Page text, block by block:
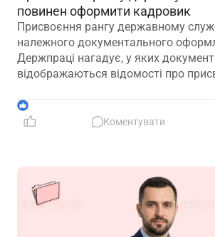
повинен оформити кадровик
Присвоєння рангу державному
належного документального
Держпраці нагадує, у яких
відображаються відомості про
1
Коментувати